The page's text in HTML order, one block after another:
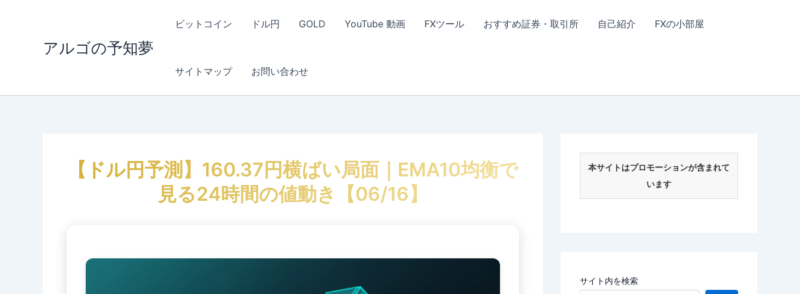
プ
アルゴの予知夢
ビットコイン ドル円 GOLD YouTube 動画 FXツール おすすめ証券・取引所 自己紹介 FXの小部屋
サイトマップ お問い合わせ
【ドル円予測】160.37円横ばい局面｜EMA10均衡で
見る24時間の値動き【06/16】
本サイトはプロモーションが含まれて
います
サイト内を検索